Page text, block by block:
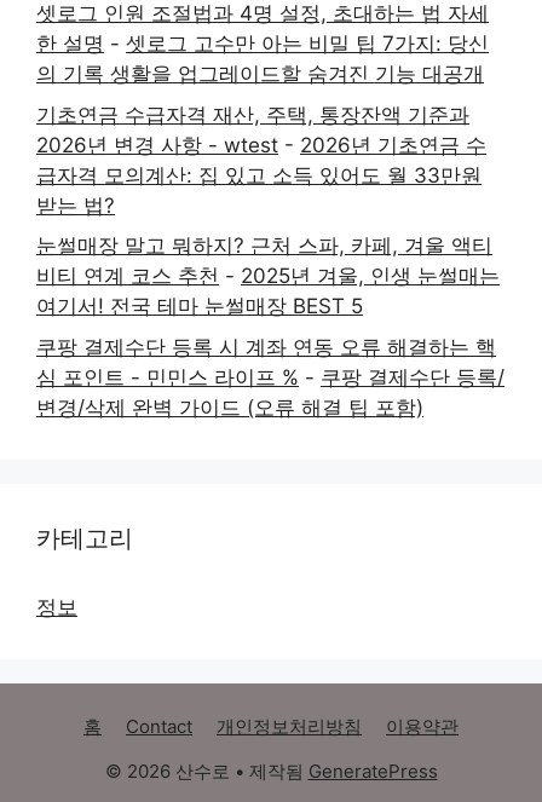
셋로그 인원 조절법과 4명 설정, 초대하는 법 자세
한 설명 - 셋로그 고수만 아는 비밀 팁 7가지: 당신
의 기록 생활을 업그레이드할 숨겨진 기능 대공개
기초연금 수급자격 재산, 주택, 통장잔액 기준과
2026년 변경 사항 - wtest - 2026년 기초연금 수
급자격 모의계산: 집 있고 소득 있어도 월 33만원
받는 법?
눈썰매장 말고 뭐하지? 근처 스파, 카페, 겨울 액티
비티 연계 코스 추천 - 2025년 겨울, 인생 눈썰매는
여기서! 전국 테마 눈썰매장 BEST 5
쿠팡 결제수단 등록 시 계좌 연동 오류 해결하는 핵
심 포인트 - 민민스 라이프 % - 쿠팡 결제수단 등록/
변경/삭제 완벽 가이드 (오류 해결 팁 포함)
카테고리
정보
홈 Contact 개인정보처리방침
이용약관
© 2026 산수로 • 제작됨 GeneratePress